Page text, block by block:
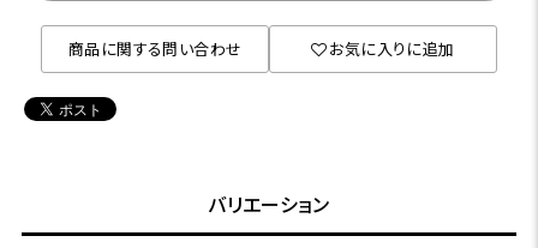
商品に関する問い合わせ お気に入りに追加
バリエーション